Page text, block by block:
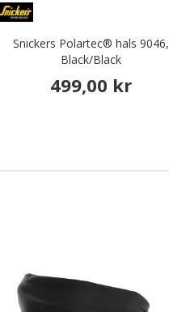
Snickers Polartec® hals 9046,
Black/Black
499,00 kr